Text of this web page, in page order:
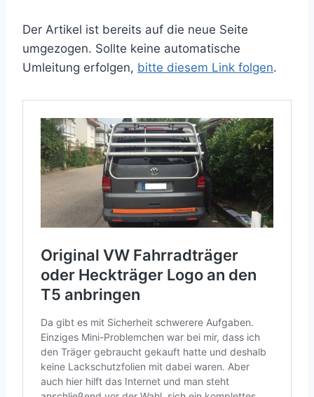
Der Artikel ist bereits auf die neue Seite
umgezogen. Sollte keine automatische
Umleitung erfolgen, bitte diesem Link folgen.